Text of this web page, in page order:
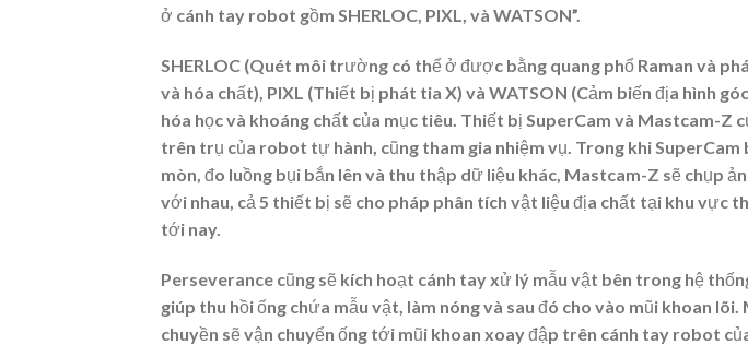
ở cánh tay robot gồm SHERLOC, PIXL, và WATSON”.
SHERLOC (Quét môi trường có thể ở được bằng quang phổ Raman và
và hóa chất), PIXL (Thiết bị phát tia X) và WATSON (Cảm biến địa hình
hóa học và khoáng chất của mục tiêu. Thiết bị SuperCam và Mastcam-Z
trên trụ của robot tự hành, cũng tham gia nhiệm vụ. Trong khi
mòn, đo luồng bụi bắn lên và thu thập dữ liệu khác, Mastcam-Z sẽ chụp
với nhau, cả 5 thiết bị sẽ cho pháp phân tích vật liệu địa chất tại khu vực
tới nay.
Perseverance cũng sẽ kích hoạt cánh tay xử lý mẫu vật bên trong hệ
giúp thu hồi ống chứa mẫu vật, làm nóng và sau đó cho vào mũi khoan
chuyền sẽ vận chuyển ống tới mũi khoan xoay đập trên cánh tay robot